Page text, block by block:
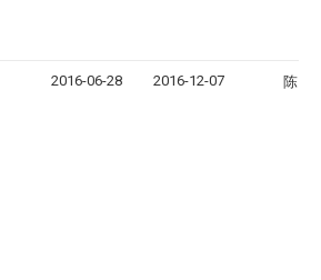
2016-06-28 2016-12-07 陈引